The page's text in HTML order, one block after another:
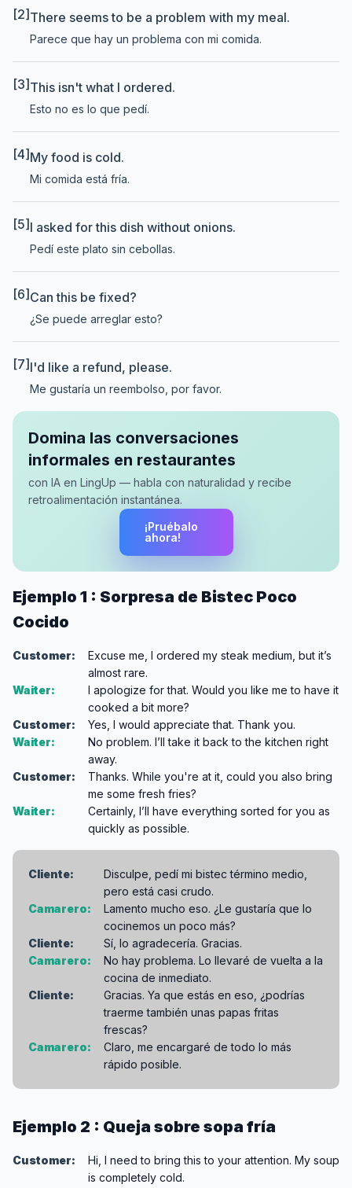
[2] There seems to be a problem with my meal.
Parece que hay un problema con mi comida.
[3] This isn't what I ordered.
Esto no es lo que pedí.
[4] My food is cold.
Mi comida está fría.
[5] I asked for this dish without onions.
Pedí este plato sin cebollas.
[6] Can this be fixed?
¿Se puede arreglar esto?
[7] I'd like a refund, please.
Me gustaría un reembolso, por favor.
Domina las conversaciones
informales en restaurantes
con IA en LingUp — habla con naturalidad y recibe
retroalimentación instantánea.
¡Pruébalo
ahora!
Ejemplo 1 : Sorpresa de Bistec Poco
Cocido
Customer:
Excuse me, I ordered my steak medium, but it’s
almost rare.
Waiter:
I apologize for that. Would you like me to have it
cooked a bit more?
Customer:
Yes, I would appreciate that. Thank you.
Waiter:
No problem. I’ll take it back to the kitchen right
away.
Customer:
Thanks. While you're at it, could you also bring
me some fresh fries?
Waiter:
Certainly, I’ll have everything sorted for you as
quickly as possible.
Cliente:
Disculpe, pedí mi bistec término medio,
pero está casi crudo.
Camarero:
Lamento mucho eso. ¿Le gustaría que lo
cocinemos un poco más?
Cliente:
Sí, lo agradecería. Gracias.
Camarero:
No hay problema. Lo llevaré de vuelta a la
cocina de inmediato.
Cliente:
Gracias. Ya que estás en eso, ¿podrías
traerme también unas papas fritas
frescas?
Camarero:
Claro, me encargaré de todo lo más
rápido posible.
Ejemplo 2 : Queja sobre sopa fría
Customer:
Hi, I need to bring this to your attention. My soup
is completely cold.